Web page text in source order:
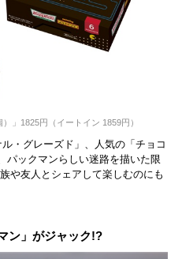
」1825円（イートイン 1859円）
・グレーズド」、人気の「チョコ
パックマンらしい迷路を描いた限
や友人とシェアして楽しむのにも
ン」がジャック!?